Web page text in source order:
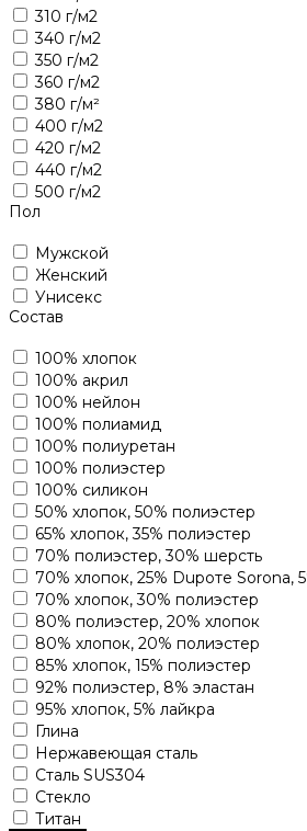
310 г/м2
340 г/м2
350 г/м2
360 г/м2
380 г/м²
400 г/м2
420 г/м2
440 г/м2
500 г/м2
Пол
Мужской
Женский
Унисекс
Состав
100% хлопок
100% акрил
100% нейлон
100% полиамид
100% полиуретан
100% полиэстер
100% силикон
50% хлопок, 50% полиэстер
65% хлопок, 35% полиэстер
70% полиэстер, 30% шерсть
70% хлопок, 25% Dupoте Sorona,
70% хлопок, 30% полиэстер
80% полиэстер, 20% хлопок
80% хлопок, 20% полиэстер
85% хлопок, 15% полиэстер
92% полиэстер, 8% эластан
95% хлопок, 5% лайкра
Глина
Нержавеющая сталь
Сталь SUS304
Стекло
Титан